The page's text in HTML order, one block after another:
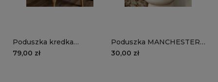
Poduszka kredka
MANCHESTER LN17 |
79,00 zł
Poduszka MANCHESTER
LN17 | brązowy
30,00 zł